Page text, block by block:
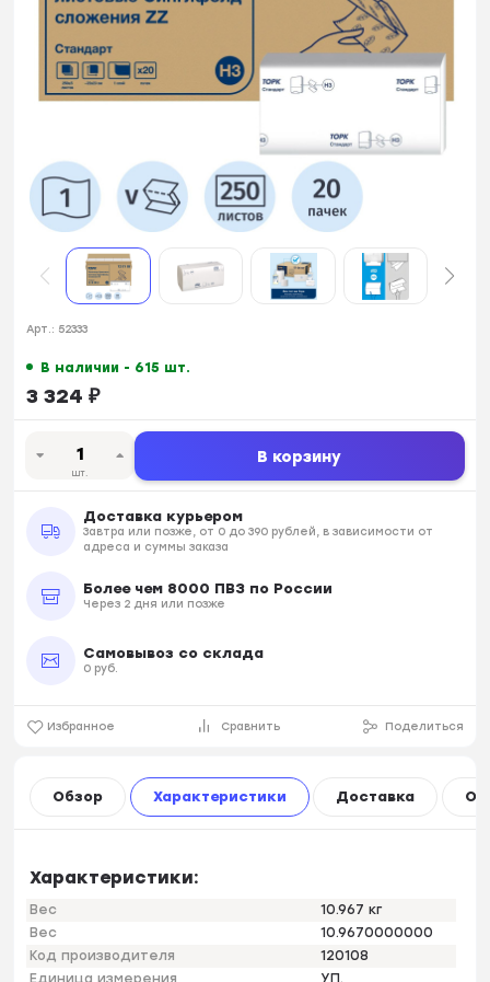
Арт.: 52333
В наличии - 615 шт.
3 324 ₽
шт.
В корзину
Доставка курьером
Завтра или позже, от 0 до 390 рублей, в зависимости от
адреса и суммы заказа
Более чем 8000 ПВЗ по России
Через 2 дня или позже
Самовывоз со склада
0 руб.
Избранное Сравнить Поделиться
Обзор Характеристики Доставка
Характеристики:
Вес
10.967 кг
Вес
10.9670000000
Код производителя
120108
Единица измерения
УП.